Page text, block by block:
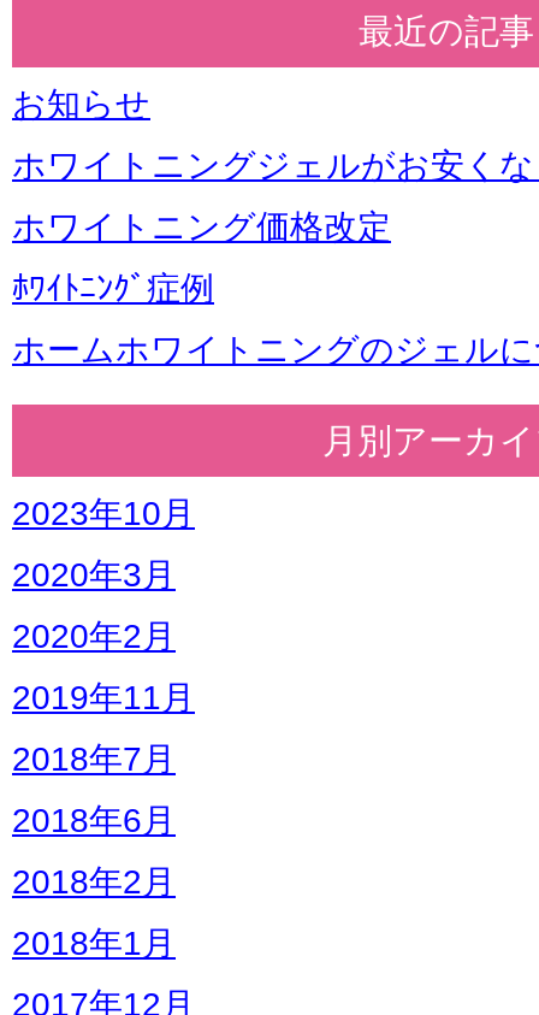
最近の記事
お知らせ
ホワイトニングジェルがお安く
ホワイトニング価格改定
ﾎﾜｲﾄﾆﾝｸﾞ症例
ホームホワイトニングのジェル
月別アーカ
2023年10月
2020年3月
2020年2月
2019年11月
2018年7月
2018年6月
2018年2月
2018年1月
2017年12月